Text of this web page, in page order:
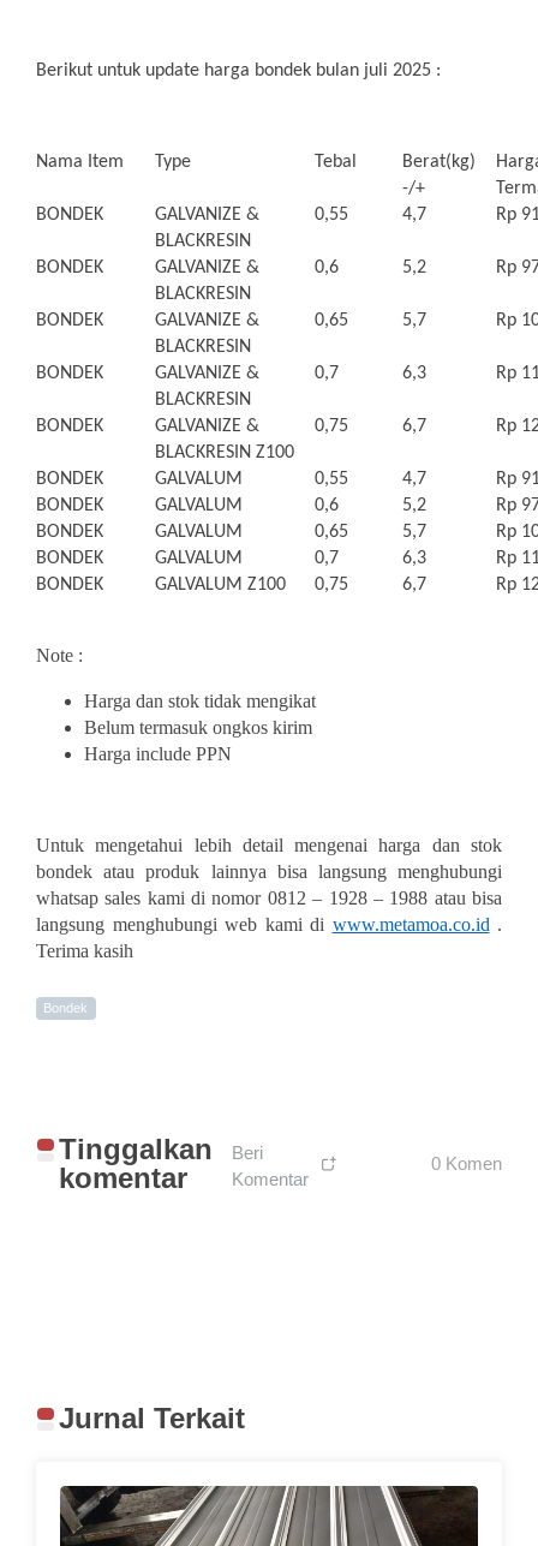
Berikut untuk update harga bondek bulan juli 2025 :
Nama Item Type Tebal
Berat(kg)
-/+
BONDEK
GALVANIZE &
BLACKRESIN
0,55 4,7 Rp
BONDEK
GALVANIZE &
BLACKRESIN
0,6 5,2 Rp
BONDEK
GALVANIZE &
BLACKRESIN
0,65 5,7 Rp
BONDEK
GALVANIZE &
BLACKRESIN
0,7 6,3 Rp
BONDEK
GALVANIZE &
BLACKRESIN Z100
0,75 6,7 Rp
BONDEK GALVALUM 0,55 4,7
Rp
BONDEK
GALVALUM 0,6 5,2
Rp
BONDEK
GALVALUM 0,65 5,7
Rp
BONDEK
GALVALUM 0,7 6,3
Rp
BONDEK
GALVALUM Z100 0,75 6,7 Rp
Note :
Harga dan stok tidak mengikat
Belum termasuk ongkos kirim
Harga include PPN
Untuk mengetahui lebih detail mengenai harga dan stok
bondek atau produk lainnya bisa langsung menghubungi
whatsap sales kami di nomor 0812 – 1928 – 1988 atau bisa
langsung menghubungi web kami di www.metamoa.co.id .
Terima kasih
Bondek
Tinggalkan
komentar
Beri
Komentar
0 Komen
Jurnal Terkait